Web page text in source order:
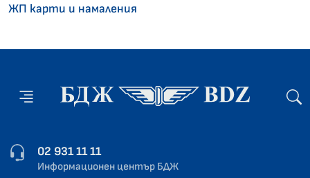
ЖП карти и намаления
02 931 11 11
Информационен център БДЖ